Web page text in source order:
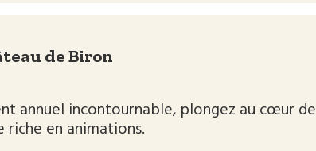
de Biron
annuel incontournable, plongez au cœur de
riche en animations.